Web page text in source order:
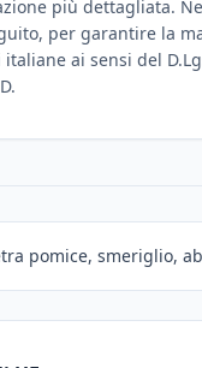
più dettagliata.
per garantire la
ai sensi del
pomice, smeriglio,